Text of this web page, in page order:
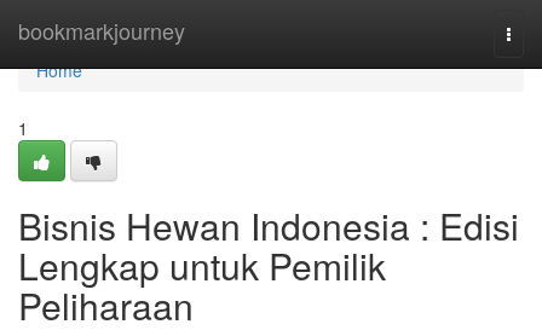
bookmarkjourney
Home
Home
1
Bisnis Hewan Indonesia : Edisi
Lengkap untuk Pemilik
Peliharaan